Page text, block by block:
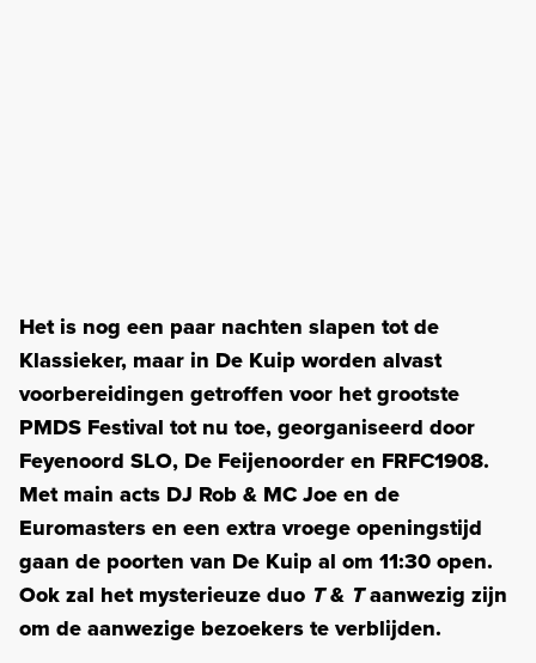
Het is nog een paar nachten slapen tot de
Klassieker, maar in De Kuip worden alvast
voorbereidingen getroffen voor het grootste
PMDS Festival tot nu toe, georganiseerd door
Feyenoord SLO, De Feijenoorder en FRFC1908.
Met main acts DJ Rob & MC Joe en de
Euromasters en een extra vroege openingstijd
gaan de poorten van De Kuip al om 11:30 open.
Ook zal het mysterieuze duo T& Taanwezig zijn
om de aanwezige bezoekers te verblijden.